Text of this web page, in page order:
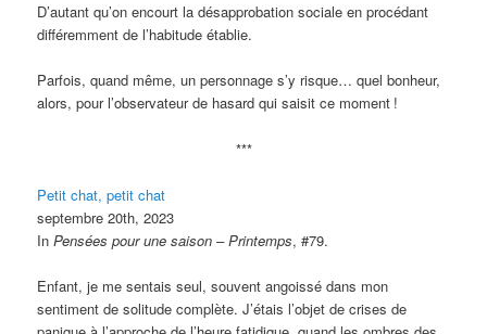
D’autant qu’on encourt la désapprobation sociale en procédant
différemment de l’habitude établie.
Parfois, quand même, un personnage s’y risque… quel bonheur,
alors, pour l’observateur de hasard qui saisit ce moment !
***
Petit chat, petit chat
septembre 20th, 2023
InPensées pour une saison – Printemps, #79.
Enfant, je me sentais seul, souvent angoissé dans mon
sentiment de solitude complète. J’étais l’objet de crises de